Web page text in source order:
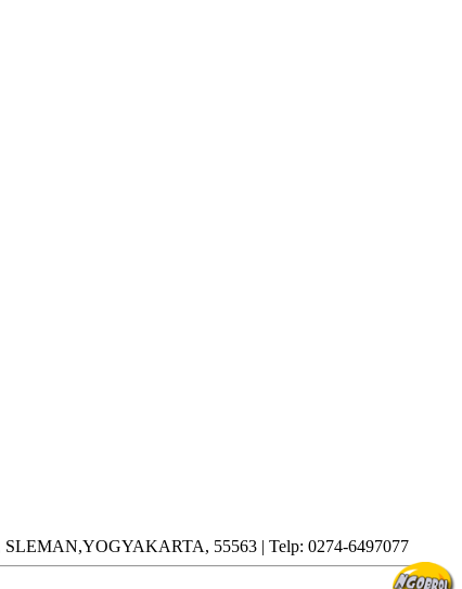
55563 | Telp: 0274-6497077